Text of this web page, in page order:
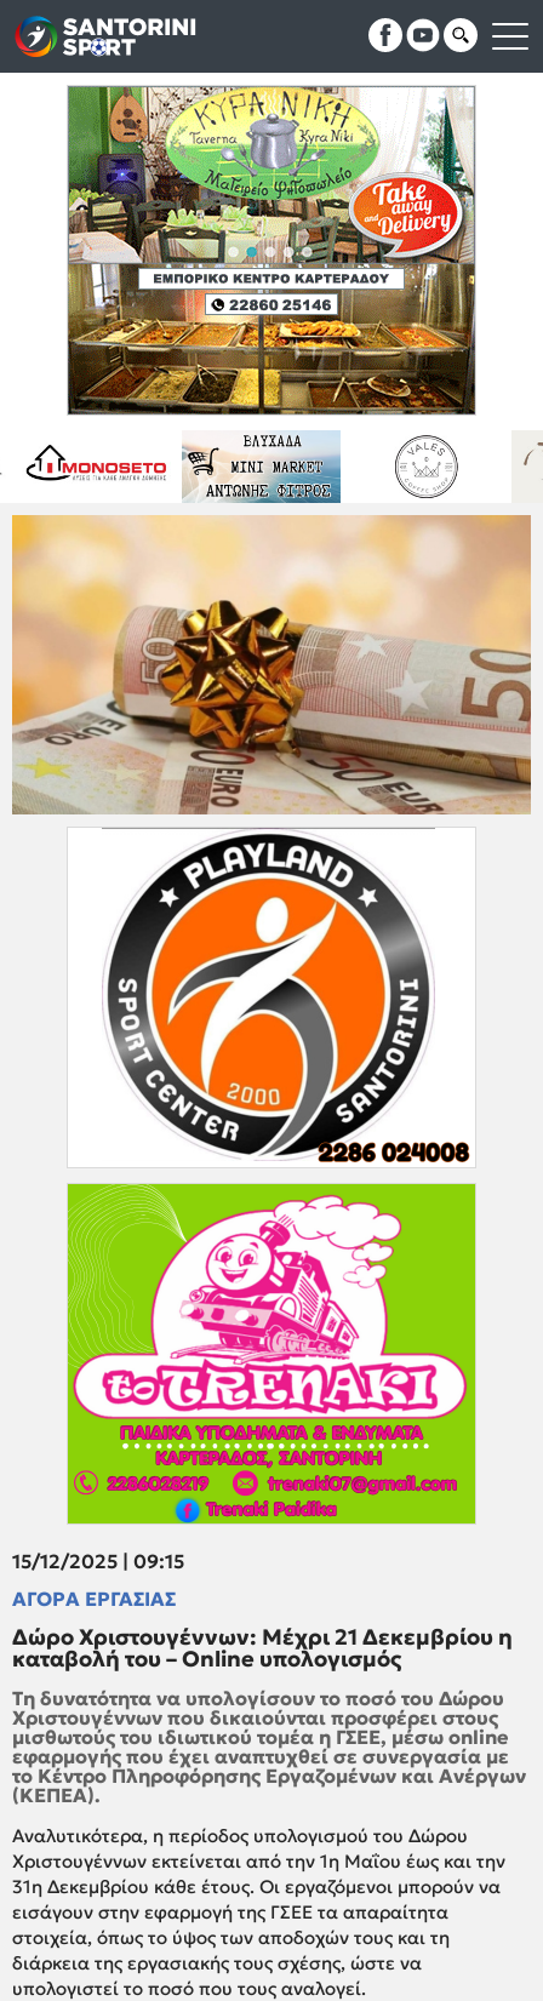
15/12/2025 | 09:15
ΑΓΟΡΑ ΕΡΓΑΣΙΑΣ
Δώρο Χριστουγέννων: Μέχρι 21 Δεκεμβρίου η
καταβολή του – Online υπολογισμός
Τη δυνατότητα να υπολογίσουν το ποσό του Δώρου
Χριστουγέννων που δικαιούνται προσφέρει στους
μισθωτούς του ιδιωτικού τομέα η ΓΣΕΕ, μέσω online
εφαρμογής που έχει αναπτυχθεί σε συνεργασία με
το Κέντρο Πληροφόρησης Εργαζομένων και Ανέργων
(ΚΕΠΕΑ).
Αναλυτικότερα, η περίοδος υπολογισμού του Δώρου
Χριστουγέννων εκτείνεται από την 1η Μαΐου έως και την
31η Δεκεμβρίου κάθε έτους. Οι εργαζόμενοι μπορούν να
εισάγουν στην εφαρμογή της ΓΣΕΕ τα απαραίτητα
στοιχεία, όπως το ύψος των αποδοχών τους και τη
διάρκεια της εργασιακής τους σχέσης, ώστε να
υπολογιστεί το ποσό που τους αναλογεί.